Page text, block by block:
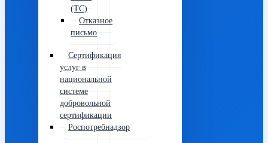
(ТС)
Отказное
письмо
Сертификация
услуг в
национальной
системе
добровольной
сертификации
Роспотребнадзор